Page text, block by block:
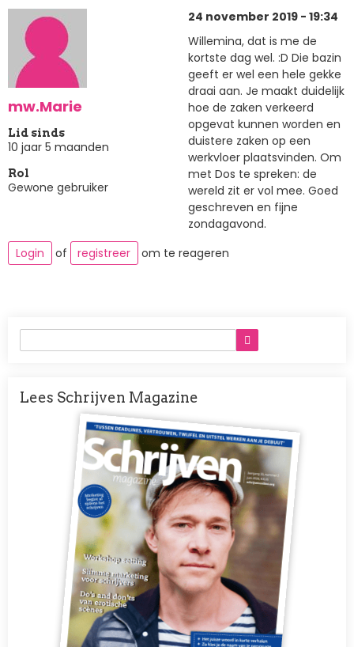
mw.Marie
Lid sinds
10 jaar 5 maanden
Rol
Gewone gebruiker
24 november 2019 - 19:34
Willemina, dat is me de
kortste dag wel. :D Die bazin
geeft er wel een hele gekke
draai aan. Je maakt duidelijk
hoe de zaken verkeerd
opgevat kunnen worden en
duistere zaken op een
werkvloer plaatsvinden. Om
met Dos te spreken: de
wereld zit er vol mee. Goed
geschreven en fijne
zondagavond.
Login
of registreer om te reageren
Lees Schrijven Magazine
Afbeelding